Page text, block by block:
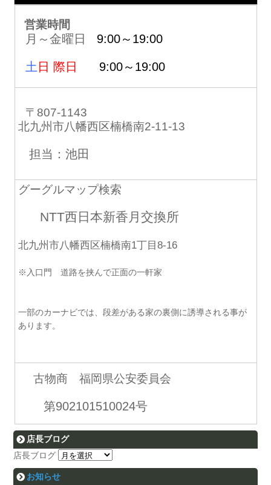
営業時間
月～金曜日 9:00～19:00
土 日 際日 9:00～19:00
〒807-1143
北九州市八幡西区楠橋南2-11-13
担当：池田
グーグルマップ検索
NTT西日本新香月交換所
北九州市八幡西区楠橋南1丁目8-16
※入口門 道路を挟んで正面の一軒家
一部のカーナビでは、段差がある家の裏側に誘導される事が
あります。
古物商 福岡県公安委員会
第902101510024号
店長ブログ
店長ブログ
お知らせ